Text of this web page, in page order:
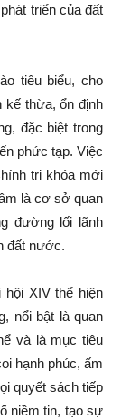
triển của đất
tiêu biểu, cho
kế thừa, ổn định
đặc biệt trong
phức tạp. Việc
trị khóa mới
là cơ sở quan
đường lối lãnh
đất nước.
XIV thể hiện
nổi bật là quan
và là mục tiêu
hạnh phúc, ấm
quyết sách tiếp
niềm tin, tạo sự